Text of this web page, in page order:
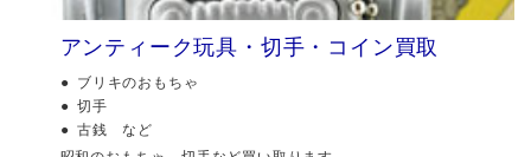
アンティーク玩具・切手・コイン買取
ブリキのおもちゃ
切手
古銭 など